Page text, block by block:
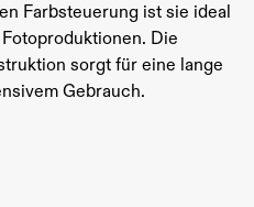
Farbsteuerung ist sie ideal
Die
sorgt für eine lange
Gebrauch.